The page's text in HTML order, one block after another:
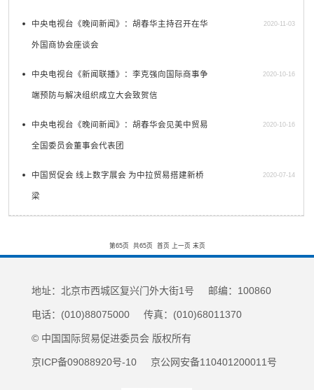
中央电视台《晚间新闻》：胡春华主持召开在华
外国商协会座谈会
2020-11-03
中央电视台《新闻联播》：李克强向国际商事争
端预防与解决组织成立大会致贺信
2020-10-16
中央电视台《晚间新闻》：胡春华会见美中贸易
全国委员会董事会代表团
2020-10-16
中国贸促会 线上数字展会 为中拉贸易搭建新桥
梁
2020-07-14
第65页 共65页 首页 上一页 末页
地址：北京市西城区复兴门外大街1号 邮编：100860
电话：(010)88075000 传真：(010)68011370
© 中国国际贸易促进委员会 版权所有
京ICP备09088920号-10 京公网安备110401200011号